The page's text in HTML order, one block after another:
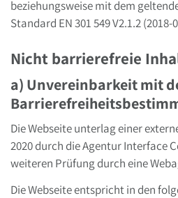
beziehungsweise mit dem
Standard EN 301 549 V2.1.2
Nicht barrierefreie
a) Unvereinbarkeit mit
Die Webseite unterlag einer
2020 durch die Agentur Interface
weiteren Prüfung durch eine
Die Webseite entspricht in den